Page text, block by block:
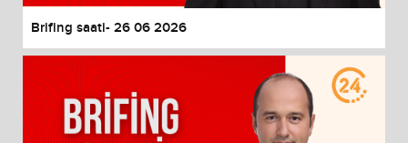
Brifing saati- 26 06 2026